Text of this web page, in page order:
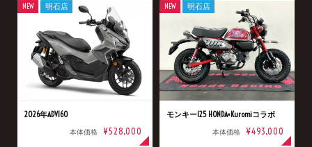
2026年ADV160
本体価格 ¥528,000
NEW 明石店
モンキー125 HONDA×Kuromiコラボ
本体価格 ¥493,000
NEW 明石店